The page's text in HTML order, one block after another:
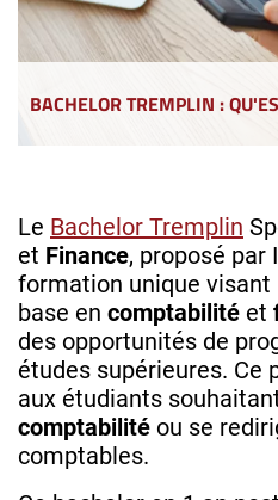
BACHELOR TREMPLIN :
Le Bachelor Tremplin
et Finance, proposé par
formation unique visant
base en comptabilité et
des opportunités de
études supérieures. Ce
aux étudiants
comptabilité ou se
comptables.